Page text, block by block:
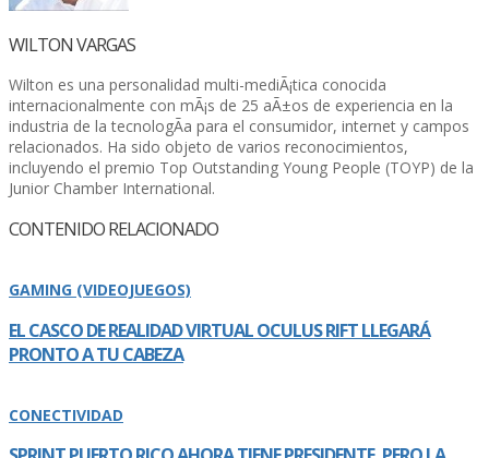
WILTON VARGAS
Wilton es una personalidad multi-mediÃ¡tica conocida
internacionalmente con mÃ¡s de 25 aÃ±os de experiencia en la
industria de la tecnologÃ­a para el consumidor, internet y campos
relacionados. Ha sido objeto de varios reconocimientos,
incluyendo el premio Top Outstanding Young People (TOYP) de la
Junior Chamber International.
CONTENIDO RELACIONADO
GAMING (VIDEOJUEGOS)
EL CASCO DE REALIDAD VIRTUAL OCULUS RIFT LLEGARÁ
PRONTO A TU CABEZA
CONECTIVIDAD